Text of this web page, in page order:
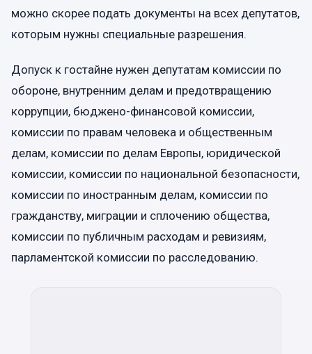
можно скорее подать документы на всех депутатов,
которым нужны специальные разрешения.
Допуск к гостайне нужен депутатам комиссии по
обороне, внутренним делам и предотвращению
коррупции, бюджено-финансовой комиссии,
комиссии по правам человека и общественным
делам, комиссии по делам Европы, юридической
комиссии, комиссии по национальной безопасности,
комиссии по иностранным делам, комиссии по
гражданству, миграции и сплочению общества,
комиссии по публичным расходам и ревизиям,
парламентской комиссии по расследованию.